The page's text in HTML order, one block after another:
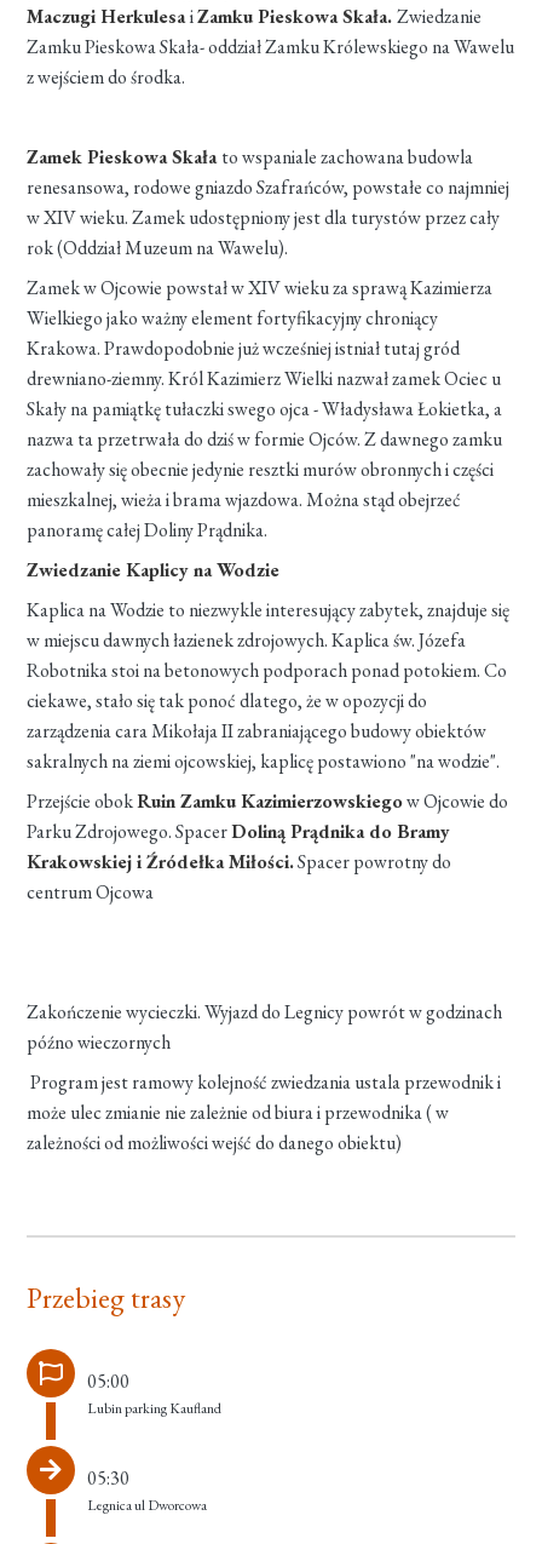
Maczugi HerkulesaiZamku Pieskowa Skała.Zwiedzanie
Zamku Pieskowa Skała- oddział Zamku Królewskiego na Wawelu
z wejściem do środka.
Zamek Pieskowa Skałato wspaniale zachowana budowla
renesansowa, rodowe gniazdo Szafrańców, powstałe co najmniej
w XIV wieku. Zamek udostępniony jest dla turystów przez cały
rok (Oddział Muzeum na Wawelu).
Zamek w Ojcowie powstał w XIV wieku za sprawą Kazimierza
Wielkiego jako ważny element fortyfikacyjny chroniący
Krakowa. Prawdopodobnie już wcześniej istniał tutaj gród
drewniano-ziemny. Król Kazimierz Wielki nazwał zamek Ociec u
Skały na pamiątkę tułaczki swego ojca - Władysława Łokietka, a
nazwa ta przetrwała do dziś w formie Ojców. Z dawnego zamku
zachowały się obecnie jedynie resztki murów obronnych i części
mieszkalnej, wieża i brama wjazdowa. Można stąd obejrzeć
panoramę całej Doliny Prądnika.
Zwiedzanie Kaplicy na Wodzie
Kaplica na Wodzie to niezwykle interesujący zabytek, znajduje się
w miejscu dawnych łazienek zdrojowych. Kaplica św. Józefa
Robotnika stoi na betonowych podporach ponad potokiem. Co
ciekawe, stało się tak ponoć dlatego, że w opozycji do
zarządzenia cara Mikołaja II zabraniającego budowy obiektów
sakralnych na ziemi ojcowskiej, kaplicę postawiono "na wodzie".
Przejście obokRuin Zamku Kazimierzowskiegow Ojcowie do
Parku Zdrojowego. SpacerDoliną Prądnika do Bramy
Krakowskiej i Źródełka Miłości.Spacer powrotny do
centrum Ojcowa
Zakończenie wycieczki. Wyjazd do Legnicy powrót w godzinach
późno wieczornych
Program jest ramowy kolejność zwiedzania ustala przewodnik i
może ulec zmianie nie zależnie od biura i przewodnika ( w
zależności od możliwości wejść do danego obiektu)
Przebieg trasy
05:00
Lubin parking Kaufland
05:30
Legnica ul Dworcowa